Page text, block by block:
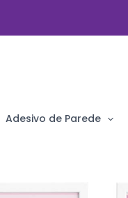
Adesivo de Parede